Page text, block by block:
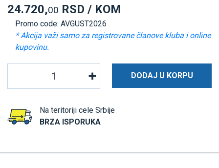
24.720,00 RSD / KOM
Promo code: AVGUST2026
* Akcija važi samo za registrovane članove kluba i online
kupovinu.
DODAJ U KORPU
Na teritoriji cele Srbije
BRZA ISPORUKA